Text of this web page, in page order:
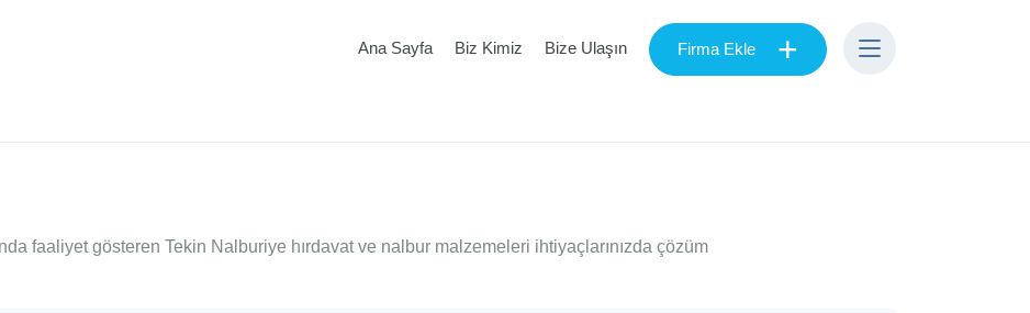
Ana Sayfa Biz Kimiz Bize Ulaşın Firma Ekle +
faaliyet gösteren Tekin Nalburiye hırdavat ve nalbur malzemeleri ihtiyaçlarınızda çözüm